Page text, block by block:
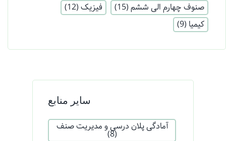
صنوف چهارم الی ششم (15) فیزیک (12)
کیمیا (9)
سایر منابع
آمادگی پلان درسی و مدیریت صنف
(8)